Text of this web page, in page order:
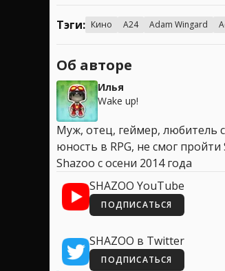
Тэги: Кино A24 Adam Wingard
Об авторе
Илья
Wake up!
Муж, отец, геймер, любитель
юность в RPG, не смог
Shazoo с осени 2014 года
SHAZOO YouTube
ПОДПИСАТЬСЯ
SHAZOO в Twitter
ПОДПИСАТЬСЯ